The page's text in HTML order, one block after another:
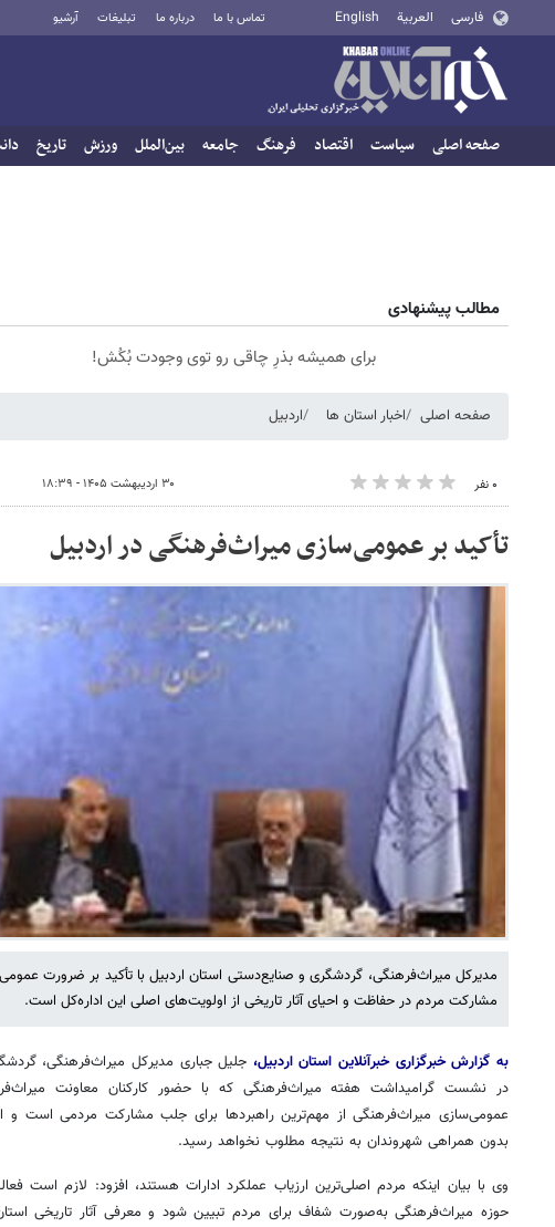
فارسی العربية English تماس با ما درباره ما تبلیغات آرشیو
صفحه اصلی سیاست اقتصاد فرهنگ جامعه بین‌الملل ورزش تاریخ
مطالب پیشنهادی
برای همیشه بذرِ چاقی رو توی وجودت بُکُش!
صفحه اصلی اخبار استان ها اردبیل
۰ نفر ۳۰ اردیبهشت ۱۴۰۵ - ۱۸:۳۹
تأکید بر عمومی‌سازی میراث‌فرهنگی در اردبیل
مدیرکل میراث‌فرهنگی، گردشگری و صنایع‌دستی استان اردبیل با تأکید بر ضرورت
مشارکت مردم در حفاظت و احیای آثار تاریخی از اولویت‌های اصلی این اداره‌کل است.
به گزارش خبرگزاری خبرآنلاین استان اردبیل، جلیل جباری مدیرکل میراث‌فرهنگی،
در نشست گرامیداشت هفته میراث‌فرهنگی که با حضور کارکنان معاونت
عمومی‌سازی میراث‌فرهنگی از مهم‌ترین راهبردها برای جلب مشارکت مردمی است و
بدون همراهی شهروندان به نتیجه مطلوب نخواهد رسید.
وی با بیان اینکه مردم اصلی‌ترین ارزیاب عملکرد ادارات هستند، افزود: لازم است
حوزه میراث‌فرهنگی به‌صورت شفاف برای مردم تبیین شود و معرفی آثار تاریخی